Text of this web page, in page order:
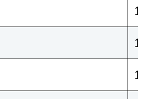
1
1
1